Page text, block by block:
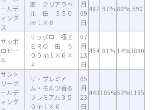
ールデ
ィング
ス
麦 クリアラベ
ル 缶 ３５０
ｍｌ×６
月
09
日
487 97% 80% 590
サッポ
ロビー
ル
サッポロ 極Ｚ
ＥＲＯ 缶 ５
００ｍｌ×６×
４
07
月
13
日
454 81% 14%3880
サント
リーホ
ールデ
ィング
ザ・プレミア
ム・モルツ香る
プレミアム３５
０ｍｌ×６
05
月
23
日
443105%53%1185